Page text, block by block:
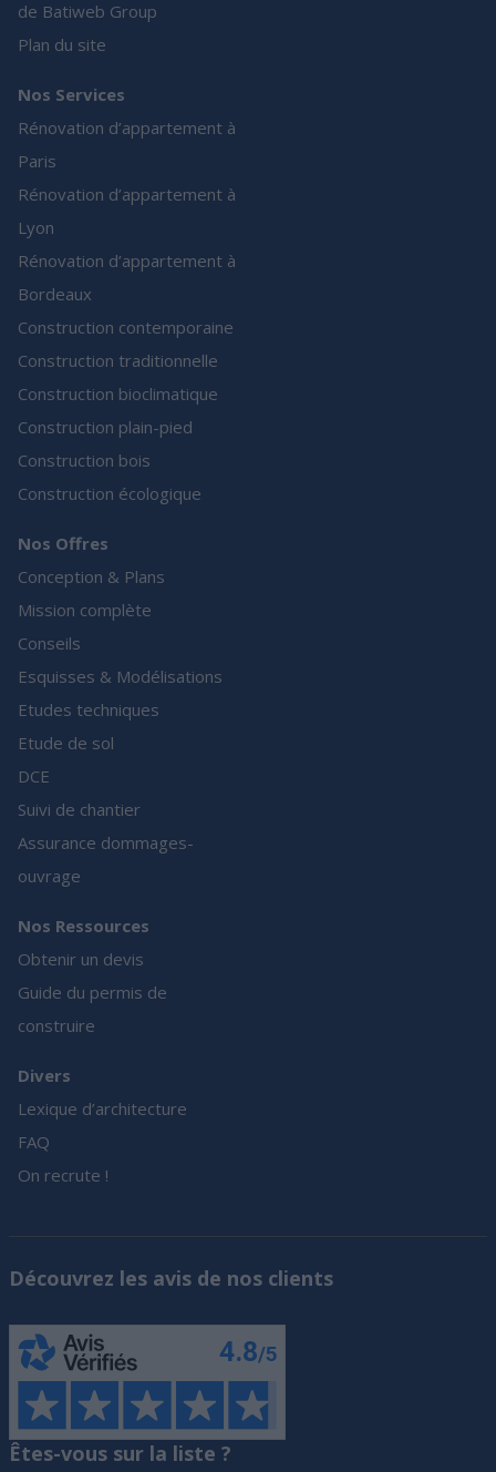
de Batiweb Group
Plan du site
Nos Services
Rénovation d’appartement à
Paris
Rénovation d’appartement à
Lyon
Rénovation d’appartement à
Bordeaux
Construction contemporaine
Construction traditionnelle
Construction bioclimatique
Construction plain-pied
Construction bois
Construction écologique
Nos Offres
Conception & Plans
Mission complète
Conseils
Esquisses & Modélisations
Etudes techniques
Etude de sol
DCE
Suivi de chantier
Assurance dommages-
ouvrage
Nos Ressources
Obtenir un devis
Guide du permis de
construire
Divers
Lexique d’architecture
FAQ
On recrute !
Découvrez les avis de nos clients
Êtes-vous sur la liste ?